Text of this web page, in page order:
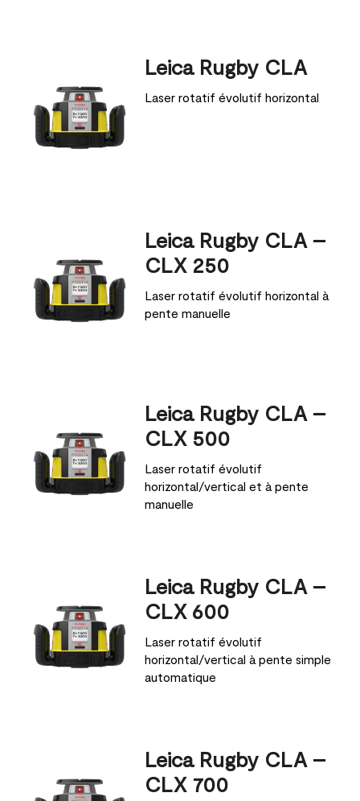
Leica Rugby CLA
Laser rotatif évolutif horizontal
Leica Rugby CLA –
CLX 250
Laser rotatif évolutif horizontal à
pente manuelle
Leica Rugby CLA –
CLX 500
Laser rotatif évolutif
horizontal/vertical et à pente
manuelle
Leica Rugby CLA –
CLX 600
Laser rotatif évolutif
horizontal/vertical à pente simple
automatique
Leica Rugby CLA –
CLX 700